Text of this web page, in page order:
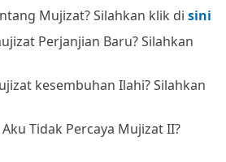
Mujizat? Silahkan klik di sini
Perjanjian Baru? Silahkan
kesembuhan Ilahi? Silahkan
Tidak Percaya Mujizat II?